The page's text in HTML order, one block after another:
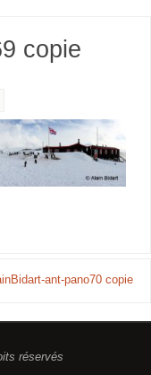
copie
ant-pano70 copie
réservés